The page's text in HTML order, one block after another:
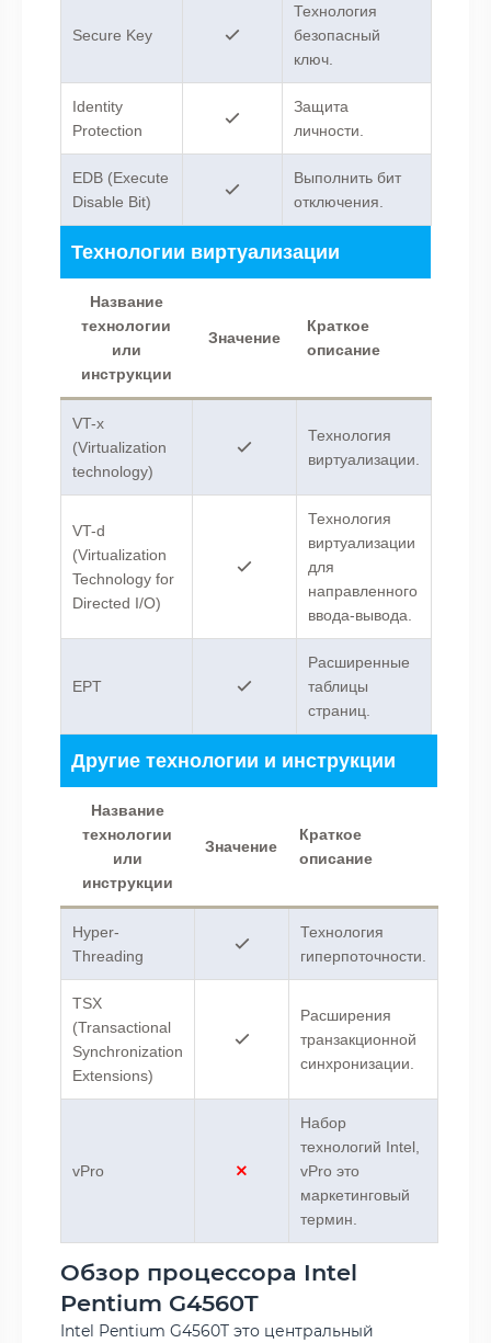
Secure Key
Технология
безопасный
ключ.
Identity
Protection
Защита
личности.
EDB (Execute
Disable Bit)
Выполнить бит
отключения.
Технологии виртуализации
Название
технологии
или
инструкции
Значение
Краткое
описание
VT-x
(Virtualization
technology)
Технология
виртуализации.
VT-d
(Virtualization
Technology for
Directed I/O)
Технология
виртуализации
для
направленного
ввода-вывода.
EPT
Расширенные
таблицы
страниц.
Другие технологии и инструкции
Название
технологии
или
инструкции
Значение
Краткое
описание
Hyper-
Threading
Технология
гиперпоточности.
TSX
(Transactional
Synchronization
Extensions)
Расширения
транзакционной
синхронизации.
vPro
Набор
технологий Intel,
vPro это
маркетинговый
термин.
Обзор процессора Intel
Pentium G4560T
Intel Pentium G4560T это центральный